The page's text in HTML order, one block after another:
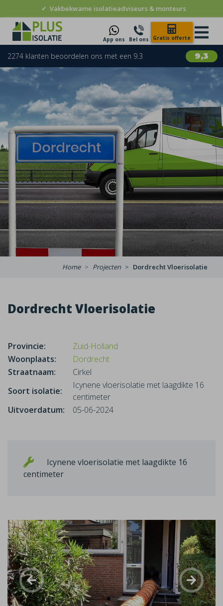
✓ Vakbekwame isolatieadviseurs & monteurs
App ons Bel ons Gratis offerte
9,3
2274 klanten beoordelen ons met een 9.3
Home Projecten Dordrecht Vloerisolatie
Dordrecht Vloerisolatie
Provincie:
Zuid-Holland
Woonplaats:
Dordrecht
Straatnaam:
Cirkel
Soort isolatie:
Icynene vloerisolatie met laagdikte 16
centimeter
Uitvoerdatum:
05-06-2024
Icynene vloerisolatie met laagdikte 16
centimeter